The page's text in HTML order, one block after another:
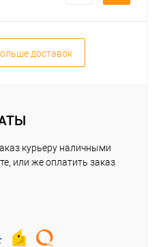
доставок
курьеру наличными
или же оплатить заказ